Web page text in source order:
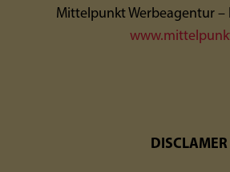
Mittelpunkt Werbeagentur –
DISCLAMER